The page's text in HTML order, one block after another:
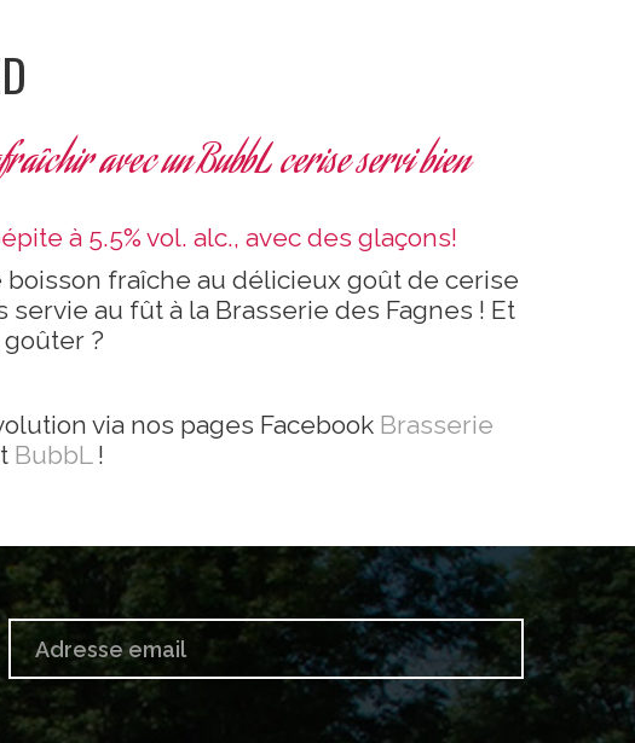
avec un BubbL cerise servi bien
à 5.5% vol. alc., avec des glaçons!
fraîche au délicieux goût de cerise
servie au fût à la Brasserie des Fagnes ! Et
?
via nos pages Facebook Brasserie
BubbL!